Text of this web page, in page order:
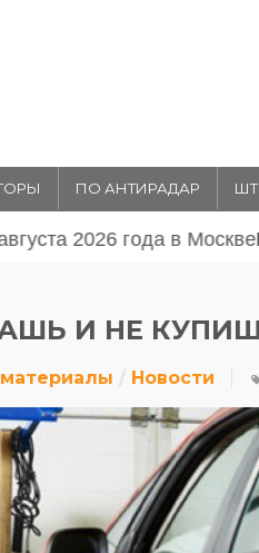
ПО АНТИРАДАР
и 1 августа 20026 года
И НЕ
Новости